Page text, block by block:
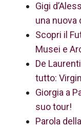
Gigi
una nuova
Scopri il
Musei e
De
tutto:
Giorgia a
suo tour!
Parola